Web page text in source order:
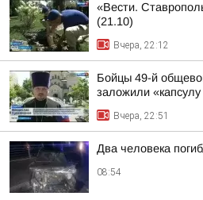
«Вести.
(21.10)
Вчера, 22:12
Бойцы 49-й
заложили
Вчера, 22:51
Два человека
08:54